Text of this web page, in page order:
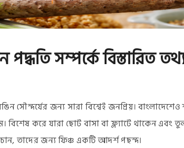
সম্পর্কে বিস্তারিত
সৌন্দর্যের জন্য সারা বিশ্বেই জনপ্রিয়।
বিশেষ করে যারা ছোট বাসা বা ফ্ল্যাটে থাকেন
তাদের জন্য ফিঞ্চ একটি আদর্শ পছন্দ।